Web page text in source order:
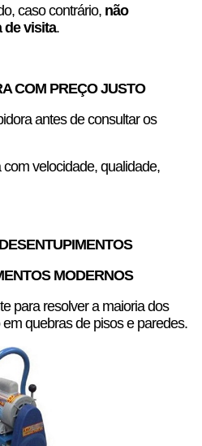
caso contrário, não
de visita.
COM PREÇO JUSTO
antes de consultar os
velocidade, qualidade,
MODERNOS
para resolver a maioria dos
quebras de pisos e paredes.